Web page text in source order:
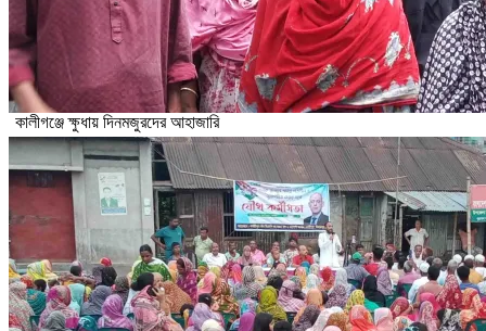
কালীগঞ্জে ক্ষুধায় দিনমজুরদের আহাজারি